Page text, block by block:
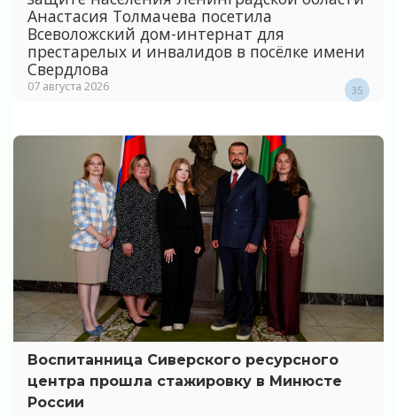
Анастасия Толмачева посетила
Всеволожский дом-интернат для
престарелых и инвалидов в посёлке имени
Свердлова
07 августа 2026 35
Воспитанница Сиверского ресурсного
центра прошла стажировку в Минюсте
России